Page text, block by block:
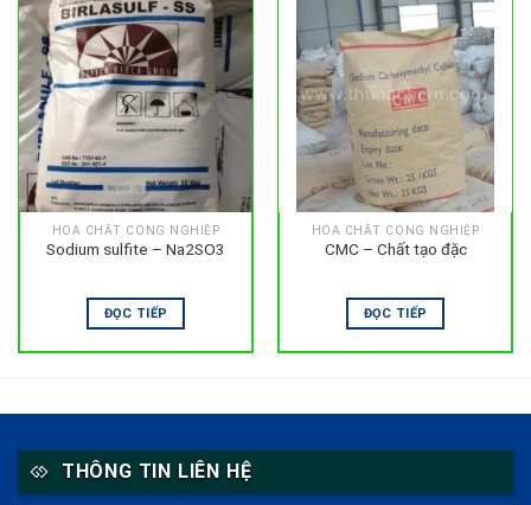
HÓA CHẤT CÔNG NGHIỆP
Sodium sulfite – Na2SO3
ĐỌC TIẾP
HÓA CHẤT CÔNG NGHIỆP
CMC – Chất tạo đặc
ĐỌC TIẾP
THÔNG TIN LIÊN HỆ